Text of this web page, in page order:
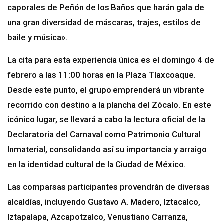
caporales de Peñón de los Baños que harán gala de
una gran diversidad de máscaras, trajes, estilos de
baile y música».
La cita para esta experiencia única es el domingo 4 de
febrero a las 11:00 horas en la Plaza Tlaxcoaque.
Desde este punto, el grupo emprenderá un vibrante
recorrido con destino a la plancha del Zócalo. En este
icónico lugar, se llevará a cabo la lectura oficial de la
Declaratoria del Carnaval como Patrimonio Cultural
Inmaterial, consolidando así su importancia y arraigo
en la identidad cultural de la Ciudad de México.
Las comparsas participantes provendrán de diversas
alcaldías, incluyendo Gustavo A. Madero, Iztacalco,
Iztapalapa, Azcapotzalco, Venustiano Carranza,